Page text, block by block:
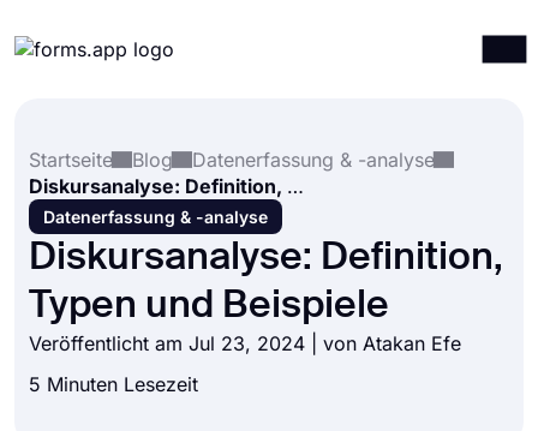
Integrationen
Vorlagen
Ressourcen
Preise
Startseite
Blog
Datenerfassung & -analyse
Diskursanalyse: Definition, Typen und Beispiele
Datenerfassung & -analyse
Diskursanalyse: Definition,
Typen und Beispiele
Veröffentlicht am Jul 23, 2024 | von Atakan Efe
5 Minuten Lesezeit